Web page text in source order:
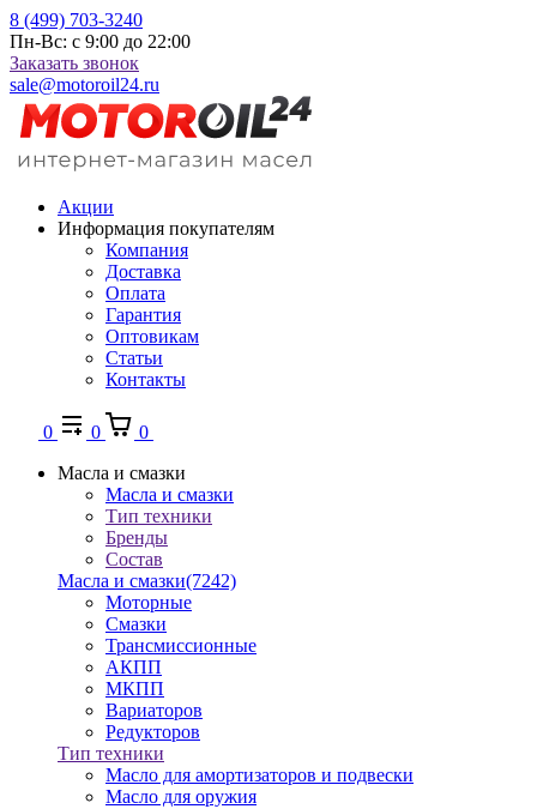
8 (499) 703-3240
Пн-Вс: с 9:00 до 22:00
Заказать звонок
sale@motoroil24.ru
Акции
Информация покупателям
Компания
Доставка
Оплата
Гарантия
Оптовикам
Статьи
Контакты
0 0
0
Масла и смазки
Масла и смазки
Тип техники
Бренды
Состав
Масла и смазки(7242)
Моторные
Смазки
Трансмиссионные
АКПП
МКПП
Вариаторов
Редукторов
Тип техники
Масло для амортизаторов и подвески
Масло для оружия